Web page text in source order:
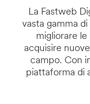
La Fastweb
vasta gamma
migliorare
acquisire
campo. Con
piattaforma di